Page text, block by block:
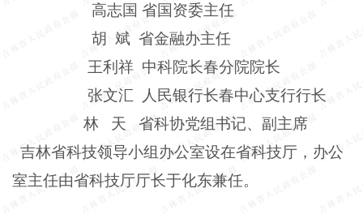
高志国 省国资委主任
胡 斌 省金融办主任
王利祥 中科院长春分院院长
张文汇 人民银行长春中心支行行长
林 天 省科协党组书记、副主席
吉林省科技领导小组办公室设在省科技厅，办公
室主任由省科技厅厅长于化东兼任。